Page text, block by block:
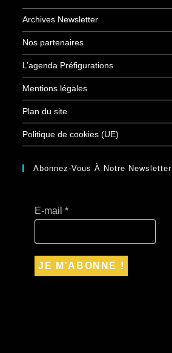
Archives Newsletter
Nos partenaires
L’agenda Préfigurations
Mentions légales
Plan du site
Politique de cookies (UE)
Abonnez-Vous À Notre Newsletter
E-mail*